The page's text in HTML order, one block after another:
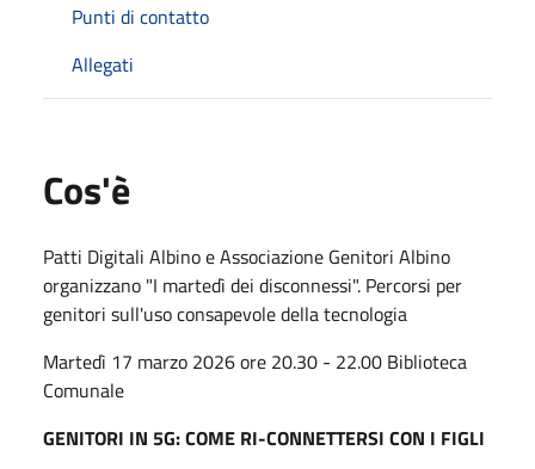
Punti di contatto
Allegati
Cos'è
Patti Digitali Albino e Associazione Genitori Albino
organizzano "I martedì dei disconnessi". Percorsi per
genitori sull'uso consapevole della tecnologia
Martedì 17 marzo 2026 ore 20.30 - 22.00 Biblioteca
Comunale
GENITORI IN 5G: COME RI-CONNETTERSI CON I FIGLI